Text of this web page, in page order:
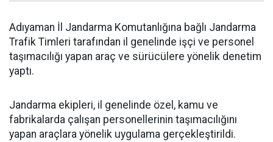
Adıyaman İl Jandarma Komutanlığına bağlı Jandarma
Trafik Timleri tarafından il genelinde işçi ve personel
taşımacılığı yapan araç ve sürücülere yönelik denetim
yaptı.
Jandarma ekipleri, il genelinde özel, kamu ve
fabrikalarda çalışan personellerinin taşımacılığını
yapan araçlara yönelik uygulama gerçekleştirildi.